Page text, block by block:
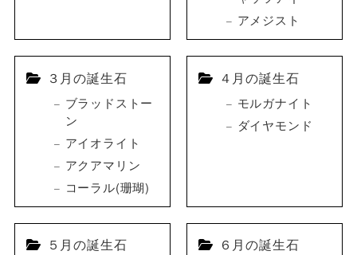
アメジスト
３月の誕生石
ブラッドストー
ン
アイオライト
アクアマリン
コーラル(珊瑚)
４月の誕生石
モルガナイト
ダイヤモンド
５月の誕生石 ６月の誕生石